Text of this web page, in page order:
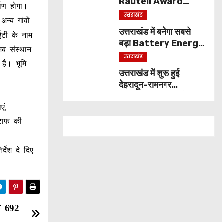
होगा।
गांवों
के नाम
संस्थान
है। भूमि
की
दे दिए
692
2026: 13 महिलाओं का
चयन, 8 अगस्त को सीएम
धामी करेंगे सम्मानित
उत्तराखंड
उत्तराखंड में बनेगा सबसे
बड़ा Battery Energy
Storage System,
UJVNL लगाएगा 352
करोड़ का प्रोजेक्ट
उत्तराखंड
उत्तराखंड में शुरू हुई
देहरादून-रामनगर